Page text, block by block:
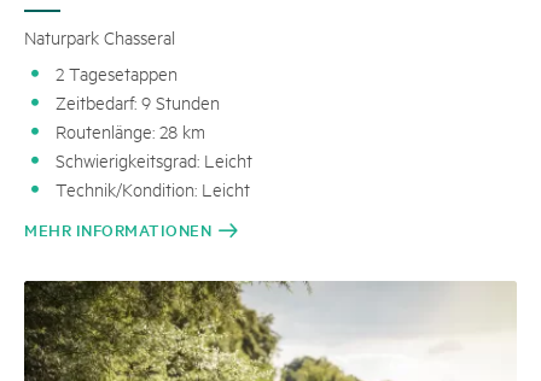
Naturpark Chasseral
2 Tagesetappen
Zeitbedarf: 9 Stunden
Routenlänge: 28 km
Schwierigkeitsgrad: Leicht
Technik/Kondition: Leicht
MEHR INFORMATIONEN